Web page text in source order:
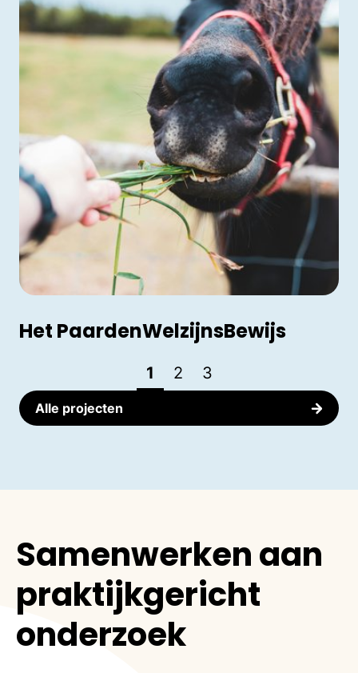
Het PaardenWelzijnsBewijs
1 2 3
Alle projecten
Samenwerken aan
praktijkgericht
onderzoek